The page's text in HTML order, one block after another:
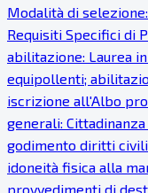
Modalità di
Requisiti Specifici di
abilitazione: Laurea
equipollenti;
iscrizione all'Albo
generali:
godimento diritti civili
idoneità fisica alla
provvedimenti di